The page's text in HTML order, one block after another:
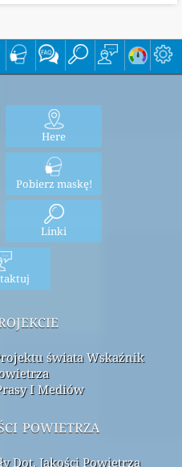
Here
Pobierz maskę!
Linki
świata Wskaźnik
I Mediów
powietrza
Dot. Jakości Powietrza